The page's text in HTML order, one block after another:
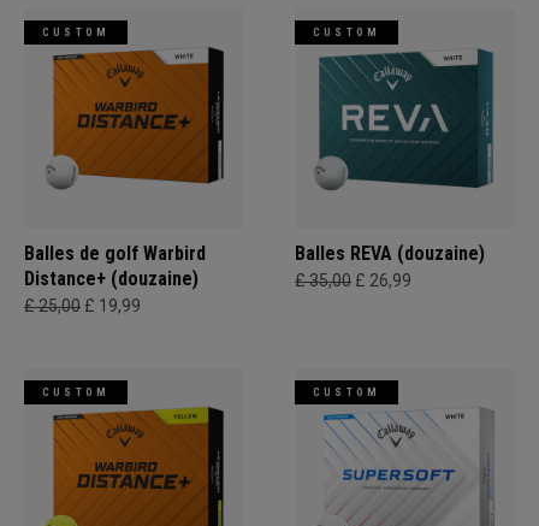
CUSTOM
Balles de golf Warbird
Distance+ (douzaine)
£ 25,00 £ 19,99
CUSTOM
Balles REVA (douzaine)
£ 35,00 £ 26,99
CUSTOM CUSTOM